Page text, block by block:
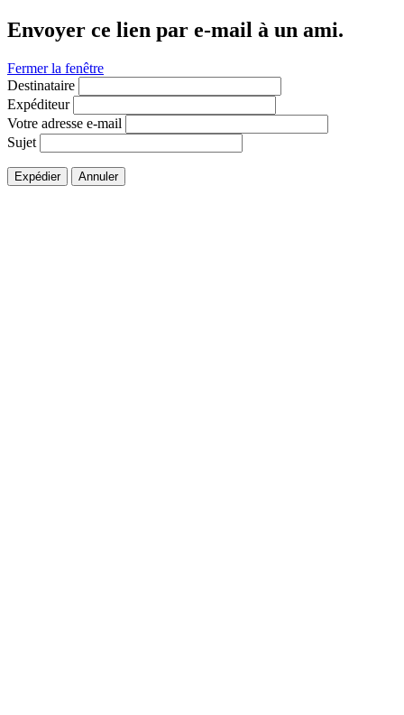
Envoyer ce lien par e-mail à un ami.
Fermer la fenêtre
Destinataire
Expéditeur
Votre adresse e-mail
Sujet
Expédier Annuler